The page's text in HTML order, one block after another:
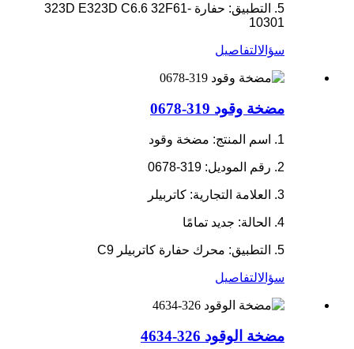
5. التطبيق: حفارة 323D E323D C6.6 32F61-
10301
سؤالالتفاصيل
مضخة وقود 319-0678
1. اسم المنتج: مضخة وقود
2. رقم الموديل: 319-0678
3. العلامة التجارية: كاتربيلر
4. الحالة: جديد تمامًا
5. التطبيق: محرك حفارة كاتربيلر C9
سؤالالتفاصيل
مضخة الوقود 326-4634